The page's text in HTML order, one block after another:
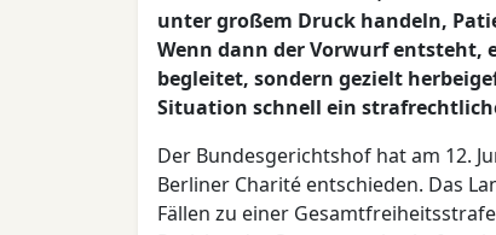
unter großem Druck handeln,
Wenn dann der Vorwurf entsteht,
begleitet, sondern gezielt
Situation schnell ein
Der Bundesgerichtshof hat am 12.
Berliner Charité entschieden. Das
Fällen zu einer